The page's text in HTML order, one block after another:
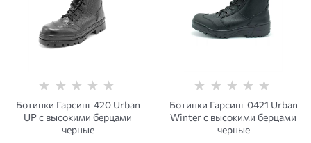
Ботинки Гарсинг 420 Urban
UP с высокими берцами
черные
Ботинки Гарсинг 0421 Urban
Winter с высокими берцами
черные